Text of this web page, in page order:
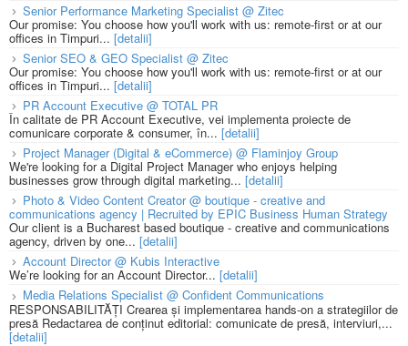
Senior Performance Marketing Specialist @ Zitec
Our promise: You choose how you'll work with us: remote-first or at our
offices in Timpuri... [detalii]
Senior SEO & GEO Specialist @ Zitec
Our promise: You choose how you'll work with us: remote-first or at our
offices in Timpuri... [detalii]
PR Account Executive @ TOTAL PR
În calitate de PR Account Executive, vei implementa proiecte de
comunicare corporate & consumer, în... [detalii]
Project Manager (Digital & eCommerce) @ Flaminjoy Group
We're looking for a Digital Project Manager who enjoys helping
businesses grow through digital marketing... [detalii]
Photo & Video Content Creator @ boutique - creative and
communications agency | Recruited by EPIC Business Human Strategy
Our client is a Bucharest based boutique - creative and communications
agency, driven by one... [detalii]
Account Director @ Kubis Interactive
We’re looking for an Account Director... [detalii]
Media Relations Specialist @ Confident Communications
RESPONSABILITĂȚI Crearea și implementarea hands-on a strategiilor de
presă Redactarea de conținut editorial: comunicate de presă, interviuri,...
[detalii]